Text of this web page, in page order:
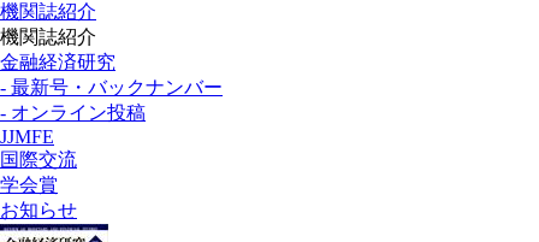
機関誌紹介
機関誌紹介
金融経済研究
- 最新号・バックナンバー
- オンライン投稿
JJMFE
国際交流
学会賞
お知らせ